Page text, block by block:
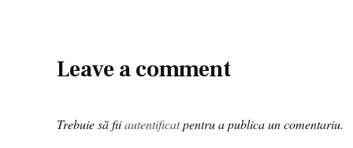
Leave a comment
Trebuie să fiiautentificatpentru a publica un comentariu.